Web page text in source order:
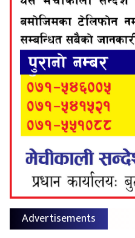
Advertisements